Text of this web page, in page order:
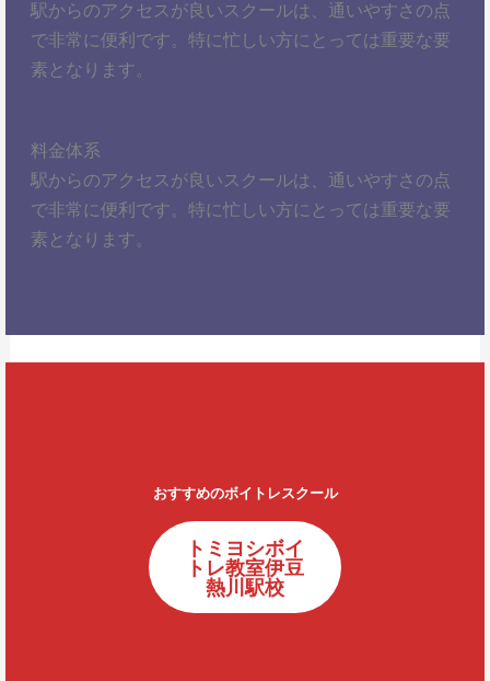
駅からのアクセスが良いスクールは、通いやすさの点
で非常に便利です。特に忙しい方にとっては重要な要
素となります。
料金体系
駅からのアクセスが良いスクールは、通いやすさの点
で非常に便利です。特に忙しい方にとっては重要な要
素となります。
おすすめのボイトレスクール
トミヨシボイ
トレ教室伊豆
熱川駅校